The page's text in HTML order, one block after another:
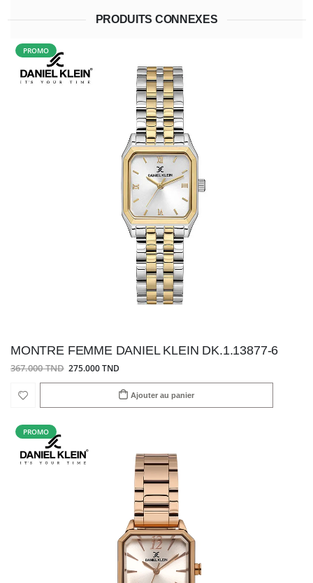
PRODUITS CONNEXES
PROMO
MONTRE FEMME DANIEL KLEIN DK.1.13877-6
367.000 TND 275.000 TND
Ajouter au panier
PROMO